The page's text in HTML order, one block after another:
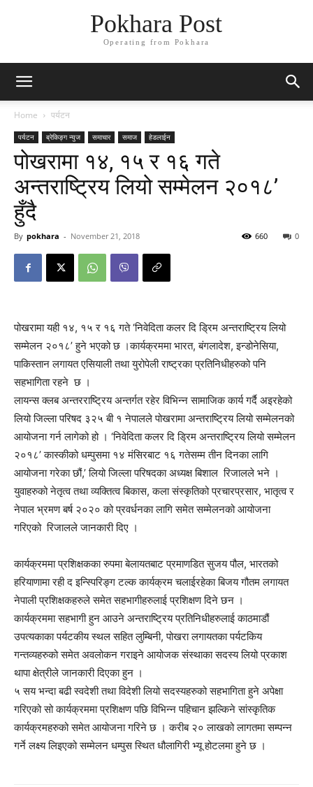
Pokhara Post
Operating from Pokhara
Home पर्यटन
पर्यटन ब्रेकिङ्ग न्युज समाचार समाज हेडलाईन
पोखरामा १४, १५ र १६ गते
अन्तराष्ट्रिय लियो सम्मेलन २०१८’
हुँदै
By pokhara - November 21, 2018 0
660
पोखरामा यही १४, १५ र १६ गते ‘निवेदिता कलर दि ड्रिम अन्तराष्ट्रिय लियो
सम्मेलन २०१८’ हुने भएको छ ।कार्यक्रममा भारत, बंगलादेश, इन्डोनेसिया,
पाकिस्तान लगायत एसियाली तथा युरोपेली राष्ट्रका प्रतिनिधीहरुको पनि
सहभागिता रहने छ ।
लायन्स क्लब अन्तरराष्ट्रिय अन्तर्गत रहेर विभिन्न सामाजिक कार्य गर्दै अइरहेको
लियो जिल्ला परिषद ३२५ बी १ नेपालले पोखरामा अन्तराष्ट्रिय लियो सम्मेलनको
आयोजना गर्न लागेको हो । ‘निवेदिता कलर दि ड्रिम अन्तराष्ट्रिय लियो सम्मेलन
२०१८’ कास्कीको धम्पुसमा १४ मंसिरबाट १६ गतेसम्म तीन दिनका लागि
आयोजना गरेका छौं,’ लियो जिल्ला परिषदका अध्यक्ष बिशाल रिजालले भने ।
युवाहरुको नेतृत्व तथा व्यक्तित्व बिकास, कला संस्कृतिको प्रचारप्रसार, भातृत्व र
नेपाल भ्रमण बर्ष २०२० को प्रवर्धनका लागि समेत सम्मेलनको आयोजना
गरिएको रिजालले जानकारी दिए ।
कार्यक्रममा प्रशिक्षकका रुपमा बेलायतबाट प्रमाणडित सुजय पौल, भारतको
हरियाणामा रही द इन्स्पिरिङ्ग टल्क कार्यक्रम चलाईरहेका बिजय गौतम लगायत
नेपाली प्रशिक्षकहरुले समेत सहभागीहरुलाई प्रशिक्षण दिने छन ।
कार्यक्रममा सहभागी हुन आउने अन्तराष्ट्रिय प्रतिनिधीहरुलाई काठमाडौं
उपत्यकाका पर्यटकीय स्थल सहित लुम्बिनी, पोखरा लगायतका पर्यटकिय
गन्तव्यहरुको समेत अवलोकन गराइने आयोजक संस्थाका सदस्य लियो प्रकाश
थापा क्षेत्रीले जानकारी दिएका हुन ।
५ सय भन्दा बढी स्वदेशी तथा विदेशी लियो सदस्यहरुको सहभागिता हुने अपेक्षा
गरिएको सो कार्यक्रममा प्रशिक्षण पछि विभिन्न पहिचान झल्किने सांस्कृतिक
कार्यक्रमहरुको समेत आयोजना गरिने छ । करीब २० लाखको लागतमा सम्पन्न
गर्ने लक्ष्य लिइएको सम्मेलन धम्पुस स्थित धौलागिरी भ्यू होटलमा हुने छ ।